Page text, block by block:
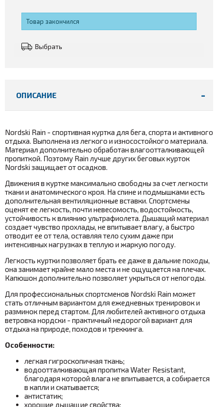
Товар закончился
Выбрать
ОПИСАНИЕ
Nordski Rain - спортивная куртка для бега, спорта и активного
отдыха. Выполнена из легкого и износостойкого материала.
Материал дополнительно обработан влагоотталкивающей
пропиткой. Поэтому Rain лучше других беговых курток
Nordski защищает от осадков.
Движения в куртке максимально свободны за счет легкости
ткани и анатомического кроя. На спине и подмышками есть
дополнительная вентиляционные вставки. Спортсмены
оценят ее легкость, почти невесомость, водостойкость,
устойчивость к влиянию ультрафиолета. Дышащий материал
создает чувство прохлады, не впитывает влагу, а быстро
отводит ее от тела, оставляя тело сухим даже при
интенсивных нагрузках в теплую и жаркую погоду.
Легкость куртки позволяет брать ее даже в дальние походы,
она занимает крайне мало места и не ощущается на плечах.
Капюшон дополнительно позволяет укрыться от непогоды.
Для профессиональных спортсменов Nordski Rain может
стать отличным вариантом для ежедневных тренировок и
разминок перед стартом. Для любителей активного отдыха
ветровка нордски - практичный недорогой вариант для
отдыха на природе, походов и треккинга.
Особенности:
легкая гигроскопичная ткань;
водоотталкивающая пропитка Water Resistant,
благодаря которой влага не впитывается, а собирается
в капли и скатывается;
антистатик;
хорошие дышащие свойства;